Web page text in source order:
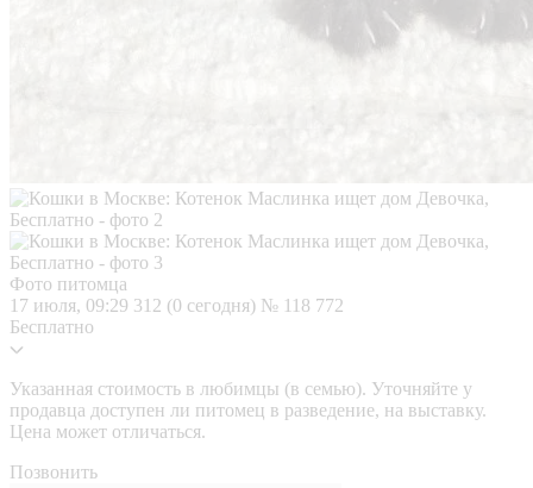
Фото питомца
17 июля, 09:29 312 (0 сегодня) № 118 772
Бесплатно
Указанная стоимость в любимцы (в семью). Уточняйте у
продавца доступен ли питомец в разведение, на выставку.
Цена может отличаться.
Позвонить